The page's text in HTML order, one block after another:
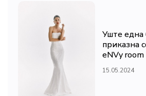
Уште една
приказна
eNVy room
15.05.2024